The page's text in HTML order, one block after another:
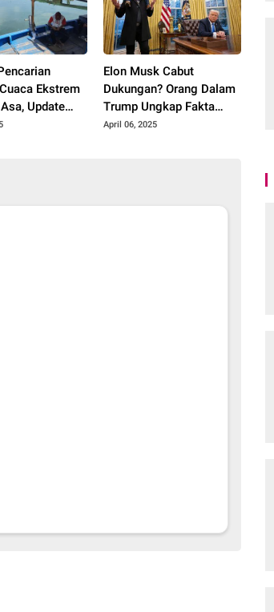
Ekstrem
Update
Elon Musk Cabut
Dukungan? Orang Dalam
Trump Ungkap Fakta
Mengejutkan!
April 06, 2025